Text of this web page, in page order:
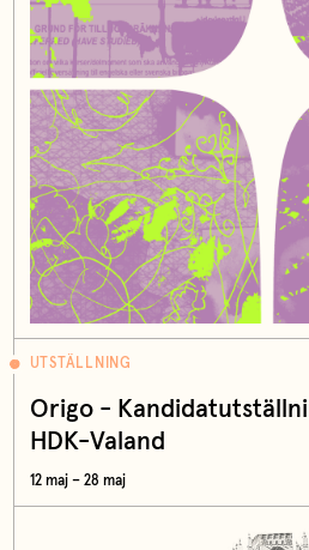
UTSTÄLLNING
Origo -
HDK-Valand
12 maj – 28 maj